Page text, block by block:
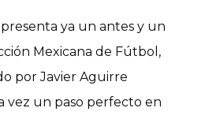
ya un antes y un
Mexicana de Fútbol,
por Javier Aguirre
vez un paso perfecto en